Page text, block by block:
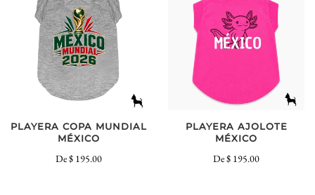
PLAYERA COPA MUNDIAL
MÉXICO
De$ 195.00
PLAYERA AJOLOTE
MÉXICO
De$ 195.00